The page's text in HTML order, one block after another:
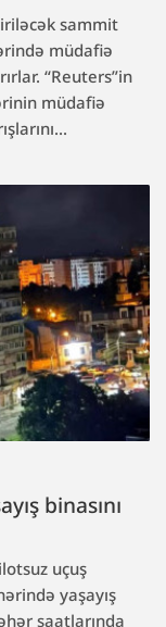
sammit
müdafiə
“Reuters”in
müdafiə
binasını
uçuş
yaşayış
saatlarında